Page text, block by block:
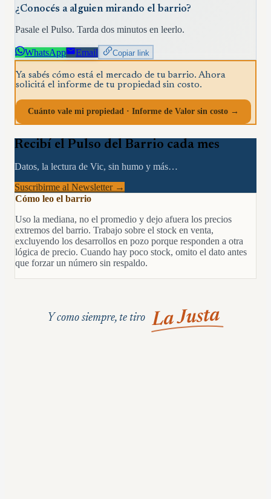
¿Conocés a alguien mirando el barrio?
Pasale el Pulso. Tarda dos minutos en leerlo.
WhatsApp Email Copiar link
Ya sabés cómo está el mercado de tu barrio. Ahora
solicitá el informe de tu propiedad sin costo.
Cuánto vale mi propiedad · Informe de Valor sin costo →
Recibí el Pulso del Barrio cada mes
Datos, la lectura de Vic, sin humo y más…
Suscribirme al Newsletter →
Cómo leo el barrio
Uso la mediana, no el promedio y dejo afuera los precios
extremos del barrio. Trabajo sobre el stock en venta,
excluyendo los desarrollos en pozo porque responden a otra
lógica de precio. Cuando hay poco stock, omito el dato antes
que forzar un número sin respaldo.
Y como siempre, te tiro La Justa